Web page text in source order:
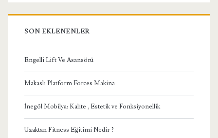
SON EKLENENLER
Engelli Lift Ve Asansörü
Makaslı Platform Forces Makina
İnegöl Mobilya: Kalite , Estetik ve Fonksiyonellik
Uzaktan Fitness Eğitimi Nedir ?